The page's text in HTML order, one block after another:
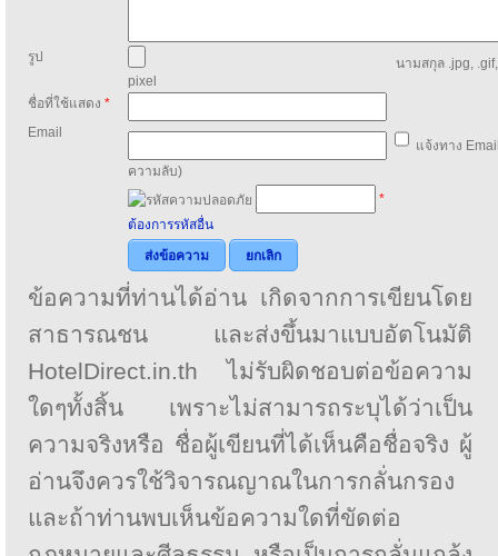
รูป
นามสกุล .jpg,
pixel
ชื่อที่ใช้แสดง *
Email
แจ้งทาง
ความลับ)
*
ต้องการรหัสอื่น
ส่งข้อความ
ยกเลิก
ข้อความที่ท่านได้อ่าน เกิดจากการเขียนโดย
สาธารณชน และส่งขึ้นมาแบบอัตโนมัติ
HotelDirect.in.th ไม่รับผิดชอบต่อข้อความ
ใดๆทั้งสิ้น เพราะไม่สามารถระบุได้ว่าเป็น
ความจริงหรือ ชื่อผู้เขียนที่ได้เห็นคือชื่อจริง ผู้
อ่านจึงควรใช้วิจารณญาณในการกลั่นกรอง
และถ้าท่านพบเห็นข้อความใดที่ขัดต่อ